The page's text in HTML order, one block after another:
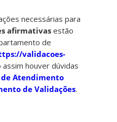
necessárias para
afirmativasestão
de
validacoes-
assim houver dúvidas
Atendimento
de Validações.